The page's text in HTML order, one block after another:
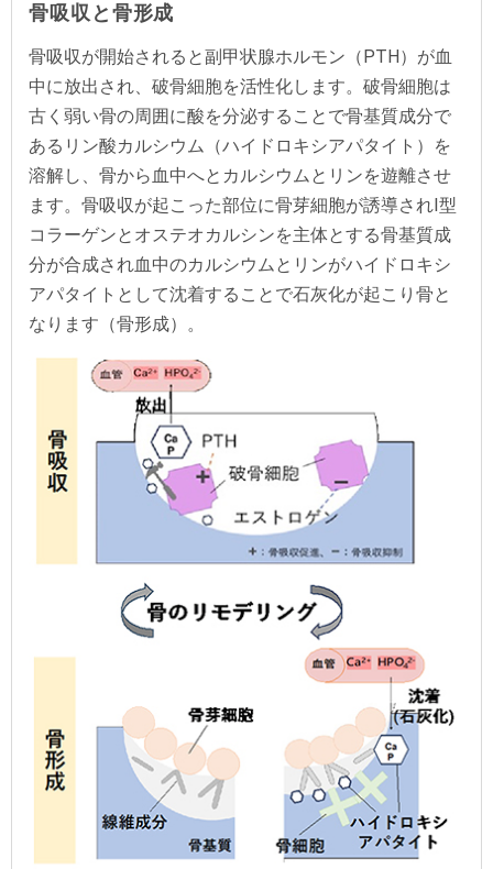
骨吸収と骨形成
骨吸収が開始されると副甲状腺ホルモン（PTH）が血
中に放出され、破骨細胞を活性化します。破骨細胞は
古く弱い骨の周囲に酸を分泌することで骨基質成分で
あるリン酸カルシウム（ハイドロキシアパタイト）を
溶解し、骨から血中へとカルシウムとリンを遊離させ
ます。骨吸収が起こった部位に骨芽細胞が誘導されⅠ型
コラーゲンとオステオカルシンを主体とする骨基質成
分が合成され血中のカルシウムとリンがハイドロキシ
アパタイトとして沈着することで石灰化が起こり骨と
なります（骨形成）。